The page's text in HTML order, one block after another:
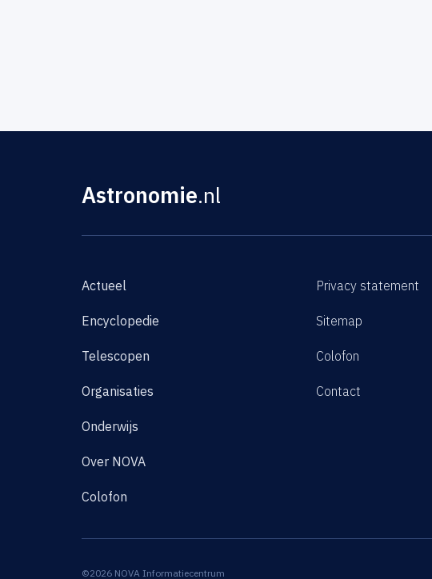
Astronomie.nl
Actueel
Encyclopedie
Telescopen
Organisaties
Onderwijs
Over NOVA
Colofon
Privacy statement
Sitemap
Colofon
Contact
©2026 NOVA Informatiecentrum